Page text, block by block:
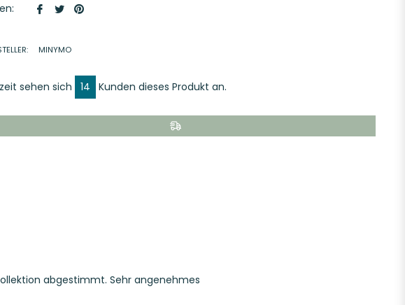
Auf
AufAuf
MINYMO
sehen sich 14 Kunden dieses Produkt an.
abgestimmt. Sehr angenehmes